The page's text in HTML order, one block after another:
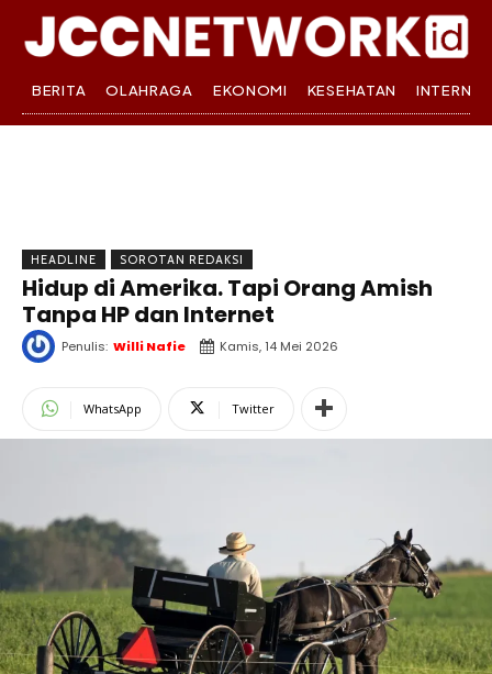
BERITA OLAHRAGA EKONOMI KESEHATAN
HEADLINE SOROTAN REDAKSI
Hidup di Amerika. Tapi Orang Amish
Tanpa HP dan Internet
Penulis: Willi Nafie Kamis, 14 Mei 2026
WhatsApp Twitter